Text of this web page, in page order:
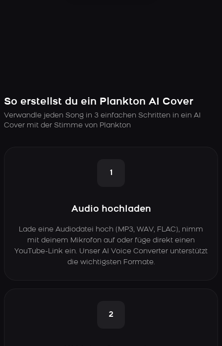
So erstellst du ein Plankton AI Cover
Verwandle jeden Song in 3 einfachen Schritten in ein AI
Cover mit der Stimme von Plankton
1
Audio hochladen
Lade eine Audiodatei hoch (MP3, WAV, FLAC), nimm
mit deinem Mikrofon auf oder füge direkt einen
YouTube-Link ein. Unser AI Voice Converter unterstützt
die wichtigsten Formate.
2